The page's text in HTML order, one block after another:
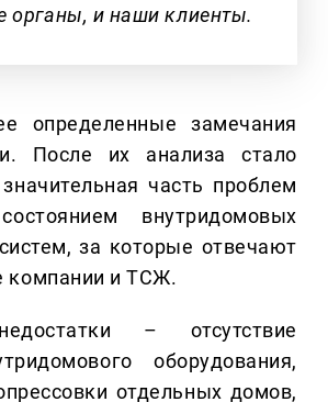
органы, и наши клиенты.
определенные замечания
После их анализа стало
часть проблем
внутридомовых
за которые отвечают
компании и ТСЖ.
– отсутствие
оборудования,
отдельных домов,